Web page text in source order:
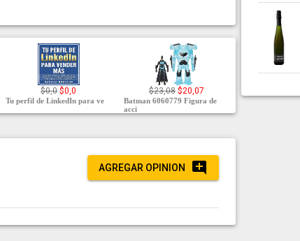
$0,0 $0,0
Tu perfil de LinkedIn para ve
$23,08 $20,07
Batman 6060779 Figura de
acci
AGREGAR OPINION